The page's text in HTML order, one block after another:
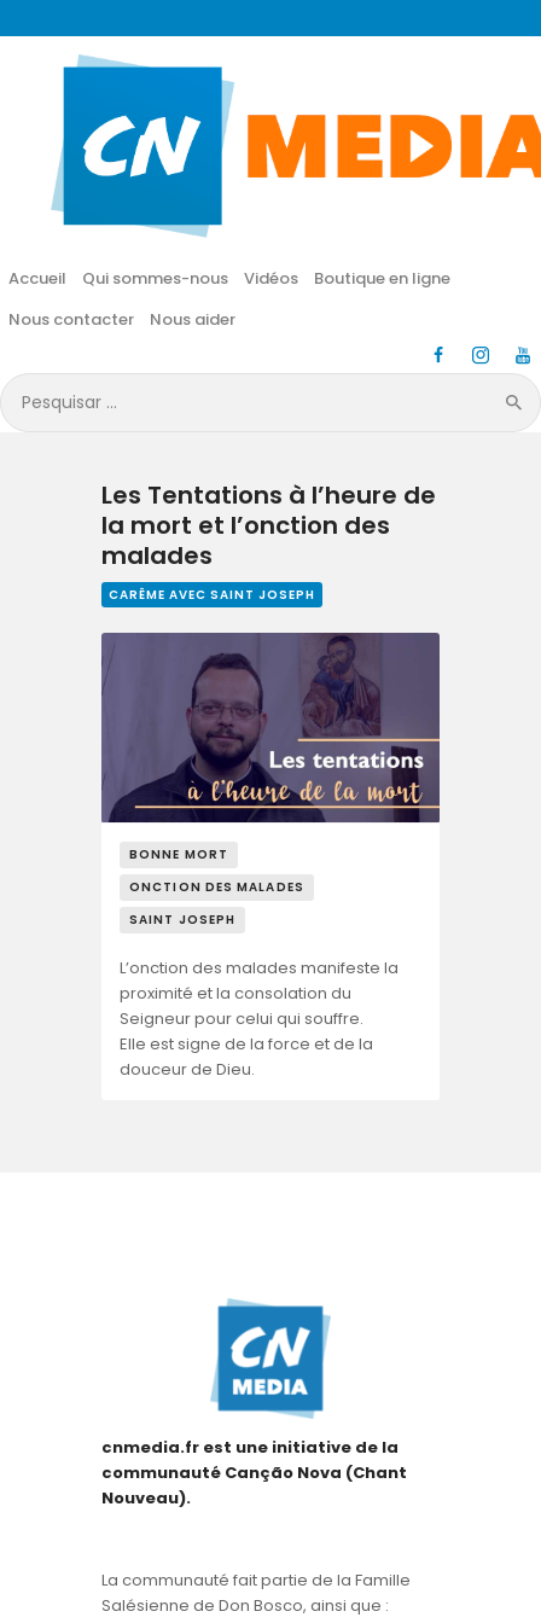
Accueil Qui sommes-nous Vidéos
Boutique en ligne
Nous contacter
Nous aider
Pesquisar
por:
CN MÉDIA
Une vie nouvelle en JESUS !
Accueil
Vidéos
Boutique en ligne
Nous aider
Les Tentations à l’heure de
la mort et l’onction des
malades
CARÊME AVEC SAINT JOSEPH
BONNE MORT
ONCTION DES MALADES
SAINT JOSEPH
L’onction des malades manifeste la
proximité et la consolation du
Seigneur pour celui qui souffre.
Elle est signe de la force et de la
douceur de Dieu.
cnmedia.fr est une initiative de la
communauté Canção Nova (Chant
Nouveau).
La communauté fait partie de la Famille
Salésienne de Don Bosco, ainsi que :